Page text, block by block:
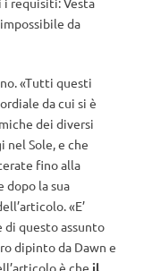
da
«Tutti questi
da cui si è
dei diversi
Sole, e che
fino alla
dopo la sua
«E’
questo assunto
dipinto da Dawn e
è che il